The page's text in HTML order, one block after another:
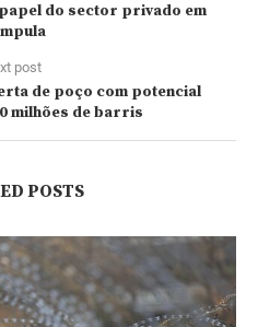
do sector privado em
post
de poço com potencial
milhões de barris
POSTS